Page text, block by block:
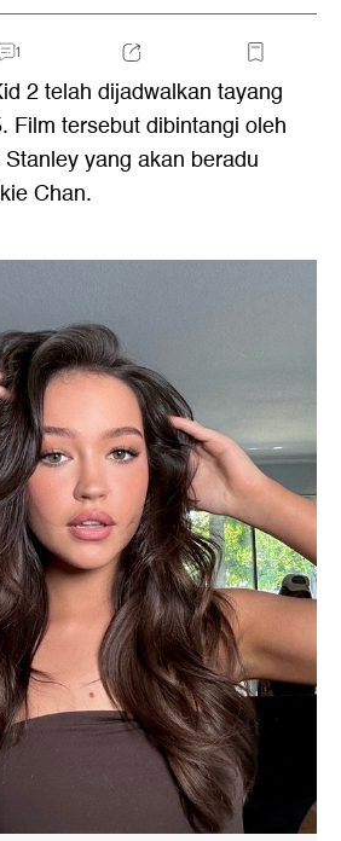
1
2 telah dijadwalkan tayang
Film tersebut dibintangi oleh
yang akan beradu
Chan.